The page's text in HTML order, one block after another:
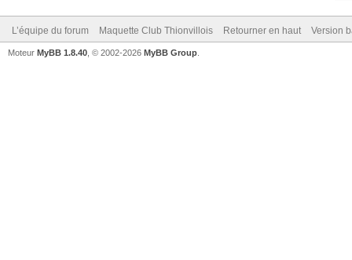
L’équipe du forum Maquette Club Thionvillois Retourner en haut Version
Moteur MyBB 1.8.40 , © 2002-2026 MyBB Group